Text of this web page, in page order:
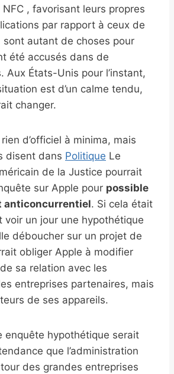
, favorisant leurs propres
par rapport à ceux de
sont autant de choses pour
été accusés dans de
Aux États-Unis pour l’instant,
est d’un calme tendu,
changer.
d’officiel à minima, mais
disent dans Politique Le
de la Justice pourrait
sur Apple pour possible
anticoncurrentiel. Si cela était
voir un jour une hypothétique
déboucher sur un projet de
obliger Apple à modifier
sa relation avec les
entreprises partenaires, mais
de ses appareils.
enquête hypothétique serait
que l’administration
des grandes entreprises